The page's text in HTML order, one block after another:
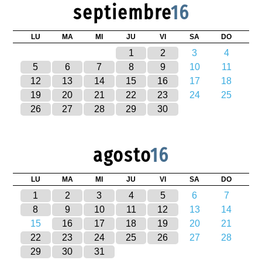
septiembre16
LU MA MI JU VI SA DO
1 2 3
4
5
6 7 8 9 10
11
12
13 14 15 16 17
18
19
20 21 22 23 24
25
26
27 28 29 30
agosto16
LU MA MI JU VI SA DO
1 2 3 4 5 6
7
8
9 10 11 12 13
14
15
16 17 18 19 20
21
22
23 24 25 26 27
28
29
30 31